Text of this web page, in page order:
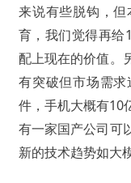
来说有些脱钩，
育，我们觉得再给
配上现在的价值。
有突破但市场需
件，手机大概有10
有一家国产公司可
新的技术趋势如大